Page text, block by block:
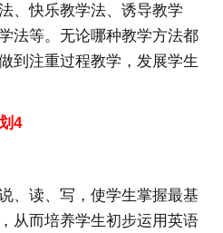
、快乐教学法、诱导教学
法等。无论哪种教学方法都
到注重过程教学，发展学生
4
、读、写，使学生掌握最基
从而培养学生初步运用英语